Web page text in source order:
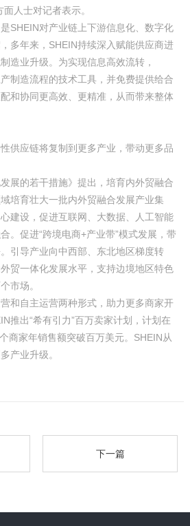
人士对记者表示。
SHEIN对产业链上下游信息化、数字化
多年来，SHEIN持续深入赋能供应商进
造业升级。为实现信息高效流转，
制造流程的技术工具，并免费提供给合
和协同更高效、更精准，从而带来整体
供应链将复制到更多产业，带动更多品
展的若干措施》提出，培育内外贸融合
培育壮大一批内外贸融合发展产业集
建设，促进互联网、大数据、人工智能
。促进“跨境电商+产业带”模式发展，带
引导产业向中西部、东北地区梯度转
贸一体化发展水平，支持边境地区特色
市场。
和自主运营两种形式，助力更多商家开
推出“希有引力”百万卖家计划，计划在
商家年销售额突破百万美元。SHEIN从
产业升级。
下一篇